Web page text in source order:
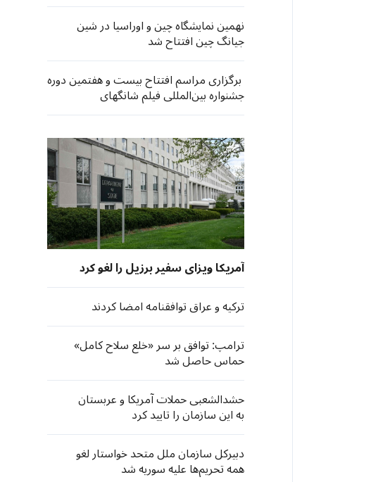
نهمین نمایشگاه چین و اوراسیا در شین
جیانگ چین افتتاح شد
برگزاری مراسم افتتاح بیست و هفتمین دوره
جشنواره بین‌المللی فیلم شانگهای
آمریکا ویزای سفیر برزیل را لغو کرد
ترکیه و عراق توافقنامه امضا کردند
ترامپ: توافق بر سر «خلع سلاح کامل»
حماس حاصل شد
حشدالشعبی حملات آمریکا و عربستان
به این سازمان را تایید کرد
دبیرکل سازمان ملل متحد خواستار لغو
همه تحریم‌ها علیه سوریه شد